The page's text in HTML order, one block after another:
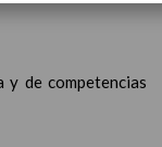
y de competencias